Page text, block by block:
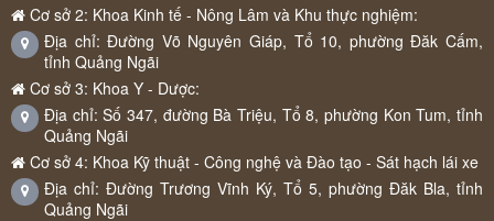
Cơ sở 2: Khoa Kinh tế - Nông Lâm và Khu thực nghiệm:
Địa chỉ: Đường Võ Nguyên Giáp, Tổ 10, phường Đăk Cấm,
tỉnh Quảng Ngãi
Cơ sở 3: Khoa Y - Dược:
Địa chỉ: Số 347, đường Bà Triệu, Tổ 8, phường Kon Tum, tỉnh
Quảng Ngãi
Cơ sở 4: Khoa Kỹ thuật - Công nghệ và Đào tạo - Sát hạch lái xe
Địa chỉ: Đường Trương Vĩnh Ký, Tổ 5, phường Đăk Bla, tỉnh
Quảng Ngãi